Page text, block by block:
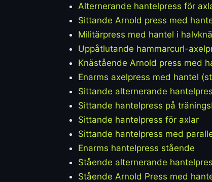
Alternerande hantelpress för
Sittande Arnold press med
Militärpress med hantel i
Uppåtlutande hammarcurl-
Knästående Arnold press med
Enarms axelpress med hantel
Sittande alternerande
Sittande hantelpress på
Sittande hantelpress för axlar
Sittande hantelpress med
Enarms hantelpress stående
Stående alternerande
Stående Arnold Press med